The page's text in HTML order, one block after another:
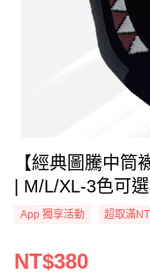
【經典圖騰中筒
| M/L/XL-3色可選
App 獨享活動 超取滿
NT$380